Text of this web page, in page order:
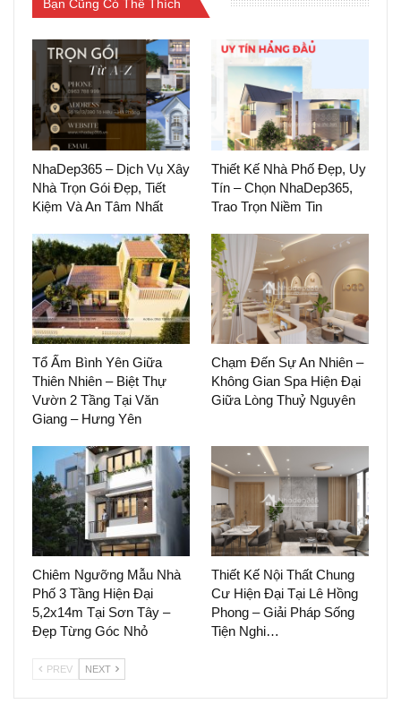
Bạn Cũng Có Thể Thích
NhaDep365 – Dịch Vụ Xây
Nhà Trọn Gói Đẹp, Tiết
Kiệm Và An Tâm Nhất
Thiết Kế Nhà Phố Đẹp, Uy
Tín – Chọn NhaDep365,
Trao Trọn Niềm Tin
Tổ Ấm Bình Yên Giữa
Thiên Nhiên – Biệt Thự
Vườn 2 Tầng Tại Văn
Giang – Hưng Yên
Chạm Đến Sự An Nhiên –
Không Gian Spa Hiện Đại
Giữa Lòng Thuỷ Nguyên
Chiêm Ngưỡng Mẫu Nhà
Phố 3 Tầng Hiện Đại
5,2x14m Tại Sơn Tây –
Đẹp Từng Góc Nhỏ
Thiết Kế Nội Thất Chung
Cư Hiện Đại Tại Lê Hồng
Phong – Giải Pháp Sống
Tiện Nghi…
PREV NEXT